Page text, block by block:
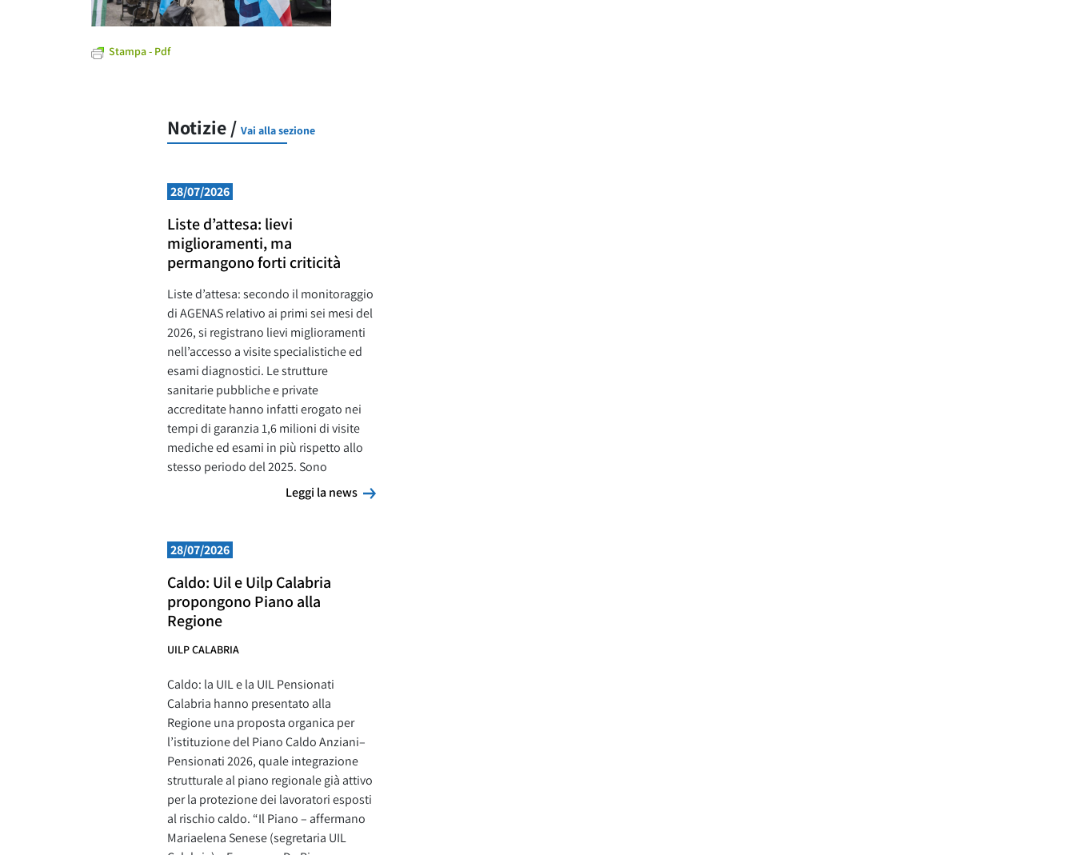
Stampa - Pdf
Notizie / Vai alla sezione
28/07/2026
Liste d’attesa: lievi
miglioramenti, ma
permangono forti criticità
Liste d’attesa: secondo il monitoraggio
di AGENAS relativo ai primi sei mesi del
2026, si registrano lievi miglioramenti
nell’accesso a visite specialistiche ed
esami diagnostici. Le strutture
sanitarie pubbliche e private
accreditate hanno infatti erogato nei
tempi di garanzia 1,6 milioni di visite
mediche ed esami in più rispetto allo
stesso periodo del 2025. Sono
Leggi la news
Leggi la news
28/07/2026
Caldo: Uil e Uilp Calabria
propongono Piano alla
Regione
UILP CALABRIA
Caldo: la UIL e la UIL Pensionati
Calabria hanno presentato alla
Regione una proposta organica per
l’istituzione del Piano Caldo Anziani–
Pensionati 2026, quale integrazione
strutturale al piano regionale già attivo
per la protezione dei lavoratori esposti
al rischio caldo. “Il Piano – affermano
Mariaelena Senese (segretaria UIL